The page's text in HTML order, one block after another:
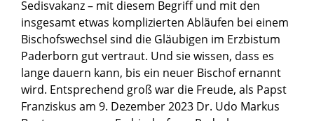
Sedisvakanz – mit diesem Begriff und mit den
insgesamt etwas komplizierten Abläufen bei einem
Bischofswechsel sind die Gläubigen im Erzbistum
Paderborn gut vertraut. Und sie wissen, dass es
lange dauern kann, bis ein neuer Bischof ernannt
wird. Entsprechend groß war die Freude, als Papst
Franziskus am 9. Dezember 2023 Dr. Udo Markus